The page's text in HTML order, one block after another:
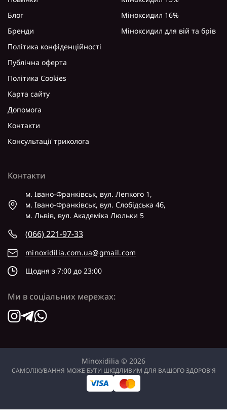
Блог
Бренди
Політика конфіденційності
Публічна оферта
Політика Cookies
Карта сайту
Допомога
Контакти
Консультації трихолога
Міноксидил 16%
Міноксидил для вій та брів
Контакти
м. Івано-Франківськ, вул. Лепкого 1,
м. Івано-Франківськ, вул. Слобідська 4б,
м. Львів, вул. Академіка Люльки 5
(066) 221-97-33
minoxidilia.com.ua@gmail.com
Щодня з 7:00 до 23:00
Ми в соціальних мережах:
Minoxidilia © 2026
САМОЛІКУВАННЯ МОЖЕ БУТИ ШКІДЛИВИМ ДЛЯ ВАШОГО ЗДОРОВ'Я